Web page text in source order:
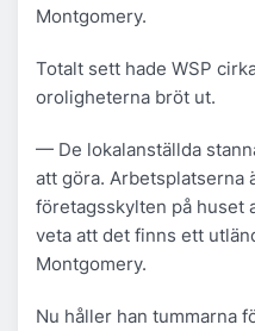
Montgomery.
Totalt sett hade WSP
oroligheterna bröt ut.
— De lokalanställda
att göra. Arbetsplatserna
företagsskylten på huset
veta att det finns ett
Montgomery.
Nu håller han tummarna